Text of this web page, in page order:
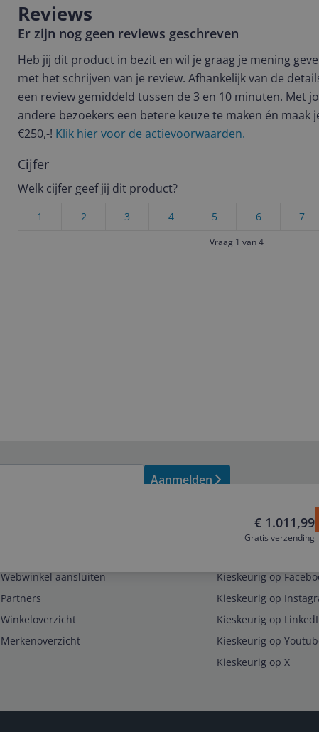
Reviews
Er zijn nog geen reviews geschreven
Heb jij dit product in bezit en wil je graag je mening
met het schrijven van je review. Afhankelijk van de
een review gemiddeld tussen de 3 en 10 minuten. Met
andere bezoekers een betere keuze te maken én maak
€250,-! Klik hier voor de actievoorwaarden.
Cijfer
Welk cijfer geef jij dit product?
7
6
5
4
3
2
1
Vraag 1 van 4
€ 1.011,99
Gratis verzending
Aanmelden
Webwinkel aansluiten
Partners
Winkeloverzicht
Merkenoverzicht
Kieskeurig op
Kieskeurig op
Kieskeurig op
Kieskeurig op
Kieskeurig op X